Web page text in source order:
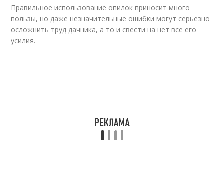
Правильное использование опилок приносит много
пользы, но даже незначительные ошибки могут серьезно
осложнить труд дачника, а то и свести на нет все его
усилия.